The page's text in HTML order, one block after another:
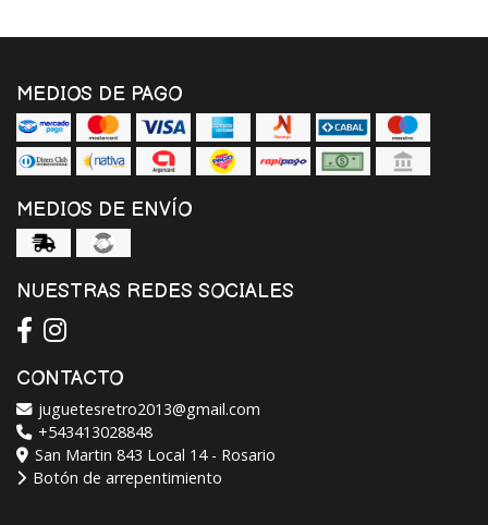
MEDIOS DE PAGO
MEDIOS DE ENVÍO
NUESTRAS REDES SOCIALES
CONTACTO
juguetesretro2013@gmail.com
+543413028848
San Martin 843 Local 14 - Rosario
Botón de arrepentimiento